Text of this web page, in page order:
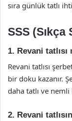
sıra günlük tatlı
SSS
1. Revani
Revani tatlısı
bir doku kazanır.
daha tatlı ve
2. Revani